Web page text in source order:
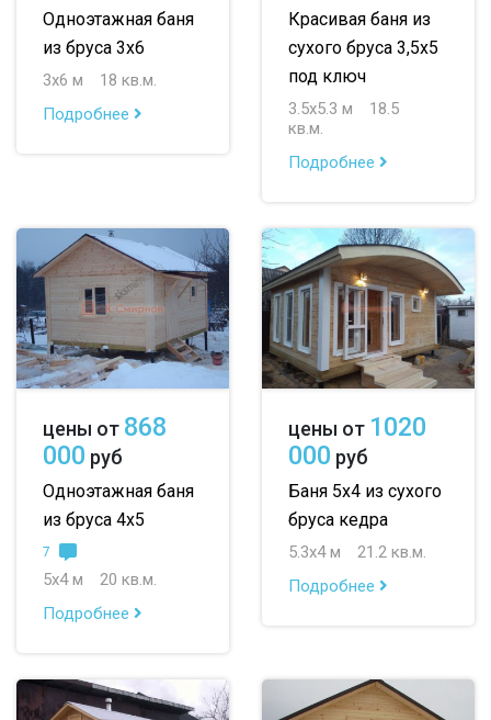
Одноэтажная баня
из бруса 3х6
3х6 м
18 кв.м.
Подробнее
Красивая баня из
сухого бруса 3,5х5
под ключ
3.5х5.3 м
18.5
кв.м.
Подробнее
цены от 868
000 руб
Одноэтажная баня
из бруса 4х5
7
5х4 м
20 кв.м.
Подробнее
цены от 1020
000 руб
Баня 5х4 из сухого
бруса кедра
5.3х4 м
21.2 кв.м.
Подробнее